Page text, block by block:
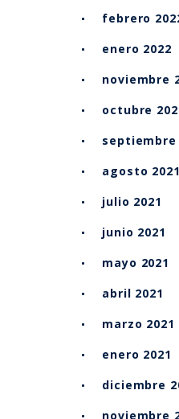
febrero
enero 2022
noviembre
octubre
septiembre
agosto 2021
julio 2021
junio 2021
mayo 2021
abril 2021
marzo 2021
enero 2021
diciembre
noviembre